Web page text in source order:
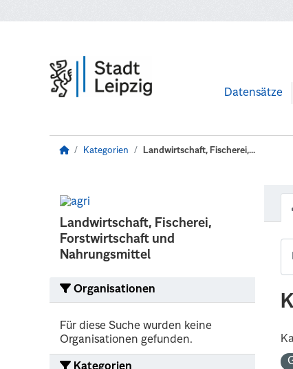
Datensätze
Kategorien Landwirtschaft, Fischerei,...
Landwirtschaft, Fischerei,
Forstwirtschaft und
Nahrungsmittel
Organisationen
Für diese Suche wurden keine
Organisationen gefunden.
Kategorien